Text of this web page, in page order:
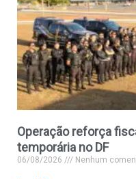
Operação reforça
temporária no DF
06/08/2026 Nenhum